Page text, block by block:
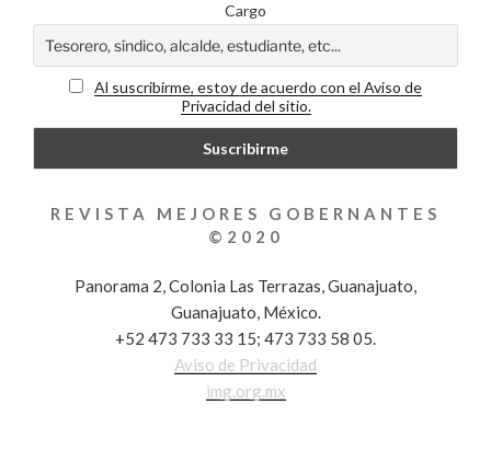
Cargo
Al suscribirme, estoy de acuerdo con el Aviso de
Privacidad del sitio.
REVISTA MEJORES GOBERNANTES
©2020
Panorama 2, Colonia Las Terrazas, Guanajuato,
Guanajuato, México.
+52 473 733 33 15; 473 733 58 05.
Aviso de Privacidad
img.org.mx